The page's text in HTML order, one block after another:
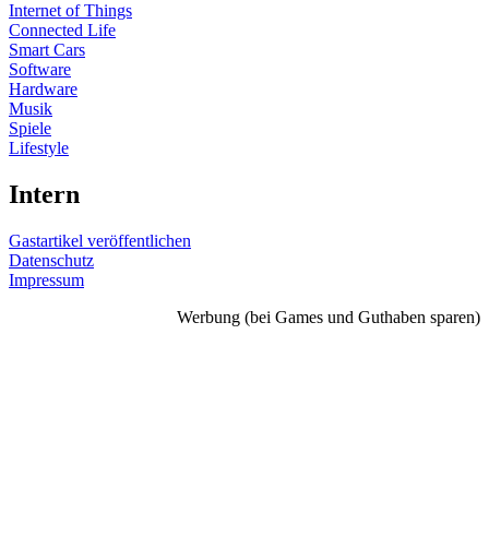
Internet of Things
Connected Life
Smart Cars
Software
Hardware
Musik
Spiele
Lifestyle
Intern
Gastartikel veröffentlichen
Datenschutz
Impressum
Werbung (bei Games und Guthaben sparen)